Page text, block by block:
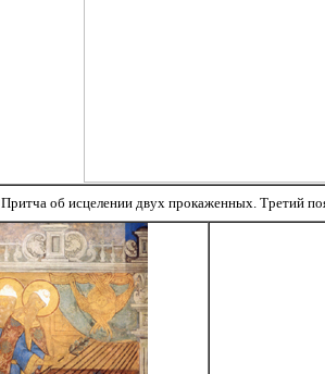
Притча об исцелении двух прокаженных. Третий